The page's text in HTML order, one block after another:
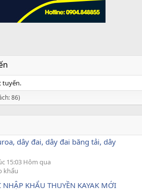
tuyến.
86)
dây đai, dây đai băng tải, dây
15:03 Hôm qua
khẩu
NHẬP KHẨU THUYỀN KAYAK MỚI